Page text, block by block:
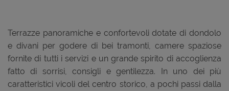
Terrazze panoramiche e confortevoli dotate di dondolo
e divani per godere di bei tramonti, camere spaziose
fornite di tutti i servizi e un grande spirito di accoglienza
fatto di sorrisi, consigli e gentilezza. In uno dei più
caratteristici vicoli del centro storico, a pochi passi dalla